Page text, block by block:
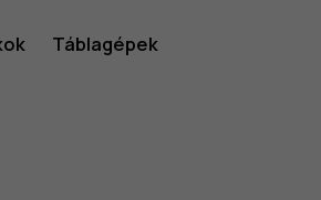
Táblagépek